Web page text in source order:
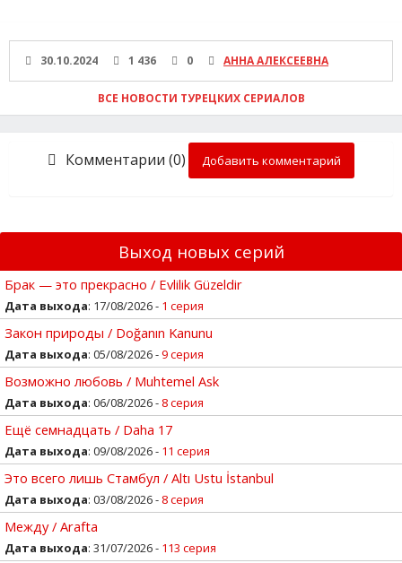
30.10.2024 1 436 0 АННА АЛЕКСЕЕВНА
ВСЕ НОВОСТИ ТУРЕЦКИХ СЕРИАЛОВ
Комментарии (0) Добавить комментарий
Выход новых серий
Брак — это прекрасно / Evlilik Güzeldir
Дата выхода: 17/08/2026 - 1 серия
Закон природы / Doğanın Kanunu
Дата выхода: 05/08/2026 -9 серия
Возможно любовь / Muhtemel Ask
Дата выхода: 06/08/2026 - 8 серия
Ещё семнадцать / Daha 17
Дата выхода: 09/08/2026 - 11 серия
Это всего лишь Стамбул / Altı Ustu İstanbul
Дата выхода: 03/08/2026 - 8 серия
Между / Arafta
Дата выхода: 31/07/2026 - 113 серия